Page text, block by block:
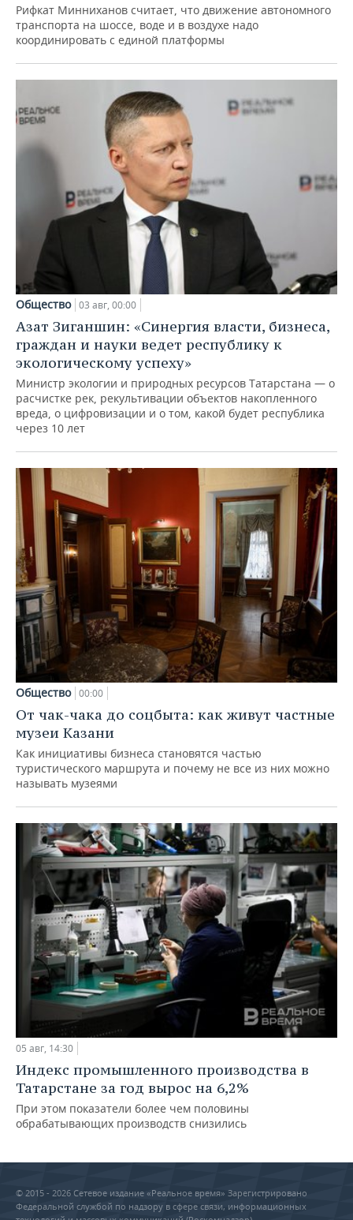
Рифкат Минниханов считает, что движение автономного
транспорта на шоссе, воде и в воздухе надо
координировать с единой платформы
Общество 03 авг, 00:00
Азат Зиганшин: «Синергия власти, бизнеса,
граждан и науки ведет республику к
экологическому успеху»
Министр экологии и природных ресурсов Татарстана — о
расчистке рек, рекультивации объектов накопленного
вреда, о цифровизации и о том, какой будет республика
через 10 лет
Общество 00:00
От чак-чака до соцбыта: как живут частные
музеи Казани
Как инициативы бизнеса становятся частью
туристического маршрута и почему не все из них можно
называть музеями
05 авг, 14:30
Индекс промышленного производства в
Татарстане за год вырос на 6,2%
При этом показатели более чем половины
обрабатывающих производств снизились
© 2015 - 2026 Сетевое издание «Реальное время» Зарегистрировано
Федеральной службой по надзору в сфере связи, информационных